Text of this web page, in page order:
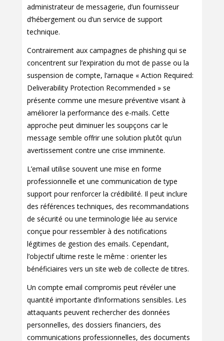
administrateur de messagerie, d’un fournisseur
d’hébergement ou d’un service de support
technique.
Contrairement aux campagnes de phishing qui se
concentrent sur l’expiration du mot de passe ou la
suspension de compte, l’arnaque « Action Required:
Deliverability Protection Recommended » se
présente comme une mesure préventive visant à
améliorer la performance des e-mails. Cette
approche peut diminuer les soupçons car le
message semble offrir une solution plutôt qu’un
avertissement contre une crise imminente.
L’email utilise souvent une mise en forme
professionnelle et une communication de type
support pour renforcer la crédibilité. Il peut inclure
des références techniques, des recommandations
de sécurité ou une terminologie liée au service
conçue pour ressembler à des notifications
légitimes de gestion des emails. Cependant,
l’objectif ultime reste le même : orienter les
bénéficiaires vers un site web de collecte de titres.
Un compte email compromis peut révéler une
quantité importante d’informations sensibles. Les
attaquants peuvent rechercher des données
personnelles, des dossiers financiers, des
communications professionnelles, des documents